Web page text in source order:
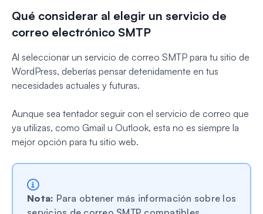
Qué considerar al elegir un servicio de
correo electrónico SMTP
Al seleccionar un servicio de correo SMTP para tu sitio de
WordPress, deberías pensar detenidamente en tus
necesidades actuales y futuras.
Aunque sea tentador seguir con el servicio de correo que
ya utilizas, como Gmail u Outlook, esta no es siempre la
mejor opción para tu sitio web.
Nota: Para obtener más información sobre los